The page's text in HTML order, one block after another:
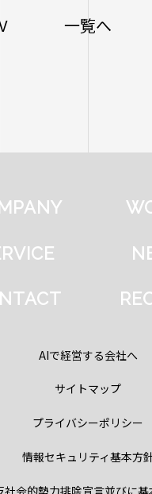
一覧へ
AIで経営する会社へ
サイトマップ
プライバシーポリシー
情報セキュリティ基本方